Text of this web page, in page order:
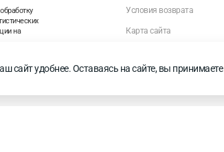
на
Условия возврата
Карта сайта
сайт удобнее. Оставаясь на сайте, вы принимаете